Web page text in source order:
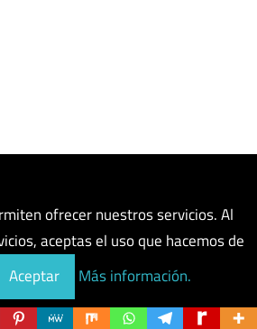
hoy
ofrecer nuestros servicios. Al
aceptas el uso que hacemos de
Aceptar Más información.